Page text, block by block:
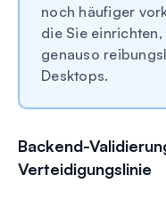
noch häufiger
die Sie
genauso
Desktops.
Backend-
Verteidigungslinie